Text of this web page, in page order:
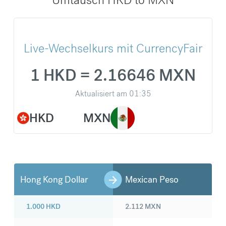
Live-Wechselkurs mit CurrencyFair
HKD
1 HKD = 2.16646 MXN
Aktualisiert am 01:35
MXN
Hong Kong Dollar Mexican Peso
1.000 HKD 2.112 MXN